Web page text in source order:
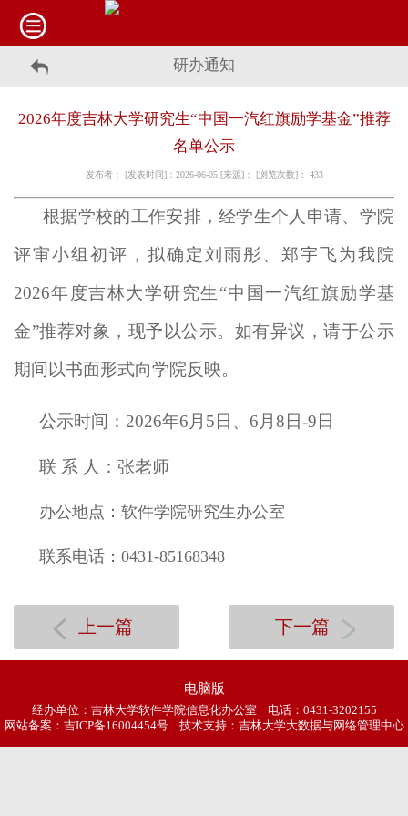
研办通知
2026年度吉林大学研究生“中国一汽红旗励学基金”推荐
名单公示
发布者： [发表时间]：2026-06-05 [来源]： [浏览次数]： 433
根据学校的工作安排，经学生个人申请、学院
评审小组初评，拟确定刘雨彤、郑宇飞为我院
2026年度吉林大学研究生“中国一汽红旗励学基
金”推荐对象，现予以公示。如有异议，请于公示
期间以书面形式向学院反映。
公示时间：2026年6月5日、6月8日-9日
联 系 人：张老师
办公地点：软件学院研究生办公室
联系电话：0431-85168348
上一篇 下一篇
电脑版
经办单位：吉林大学软件学院信息化办公室 电话：0431-3202155
网站备案： 吉ICP备16004454号技术支持：吉林大学大数据与网络管理中心